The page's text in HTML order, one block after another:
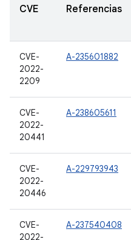
CVE Referencias
CVE-
2022-
2209
A-235601882
CVE-
2022-
20441
A-238605611
CVE-
2022-
20446
A-229793943
CVE-
2022-
A-237540408